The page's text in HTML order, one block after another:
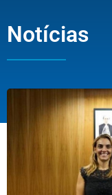
Notícias